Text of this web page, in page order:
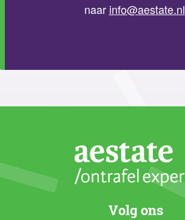
naar info@aestate.nl
Volg ons